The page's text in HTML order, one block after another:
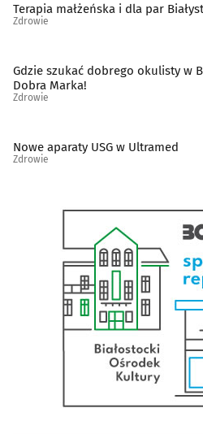
Protetyczne usługi
Psychiatria, psychologia,
Reumatologia(11)
(182)
Szkoły rodzenia (5)
(8)
Terapia małżeńska i dla par
Zdrowie
Gdzie szukać dobrego okulisty w
Dobra Marka!
Zdrowie
Nowe aparaty USG w Ultramed
Zdrowie